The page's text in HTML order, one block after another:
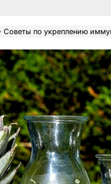
Советы по укреплению